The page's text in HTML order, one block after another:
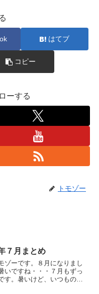
はてブ
コピー
ーする
トモゾー
７月まとめ
ゾーです。８月になりまし
いですね・・・７月もずっ
す。暑いけど、いつものま